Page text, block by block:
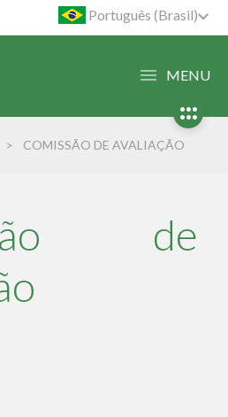
Português (Brasil)
MENU
COMISSÃO DE AVALIAÇÃO
de